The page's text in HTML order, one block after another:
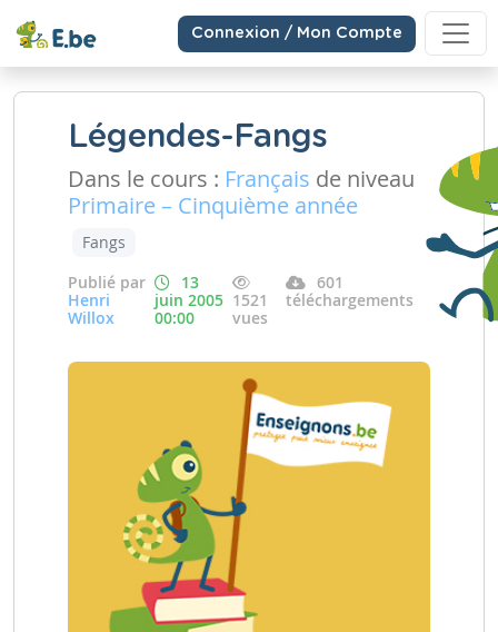
Connexion / Mon Compte
Légendes-Fangs
Dans le cours : Français de niveau
Primaire – Cinquième année
Fangs
Publié par
Henri
Willox
13
juin 2005
00:00
1521
vues
601
téléchargements